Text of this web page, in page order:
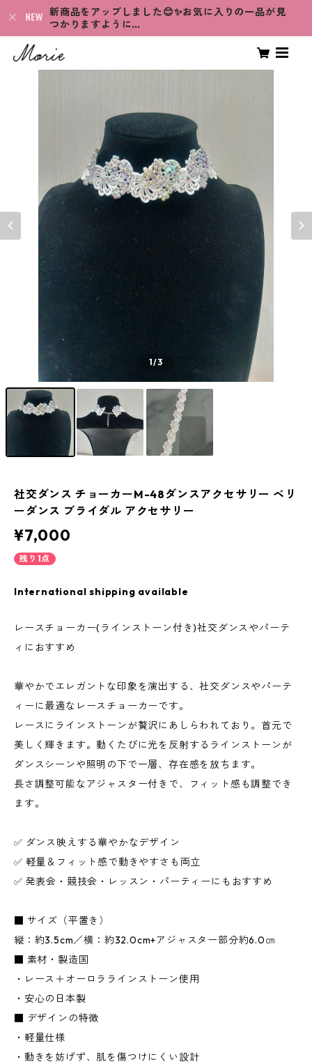
新商品をアップしました😊✨お気に入りの一品が見
つかりますように…
1/3
社交ダンス チョーカーM-48ダンスアクセサリー ベリ
ーダンス ブライダル アクセサリー
¥7,000
残り1点
International shipping available
レースチョーカー(ラインストーン付き)社交ダンスやパーテ
ィにおすすめ
華やかでエレガントな印象を演出する、社交ダンスやパーテ
ィーに最適なレースチョーカーです。
レースにラインストーンが贅沢にあしらわれており。首元で
美しく輝きます。動くたびに光を反射するラインストーンが
ダンスシーンや照明の下で一層、存在感を放ちます。
長さ調整可能なアジャスター付きで、フィット感も調整でき
ます。
✅ ダンス映えする華やかなデザイン
✅ 軽量＆フィット感で動きやすさも両立
✅ 発表会・競技会・レッスン・パーティーにもおすすめ
■ サイズ（平置き）
縦：約3.5cm／横：約32.0cm+アジャスター部分約6.0㎝
■ 素材・製造国
・レース＋オーロララインストーン使用
・安心の日本製
■ デザインの特徴
・軽量仕様
・動きを妨げず、肌を傷つけにくい設計